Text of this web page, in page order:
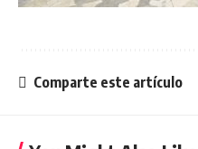
Comparte este artículo